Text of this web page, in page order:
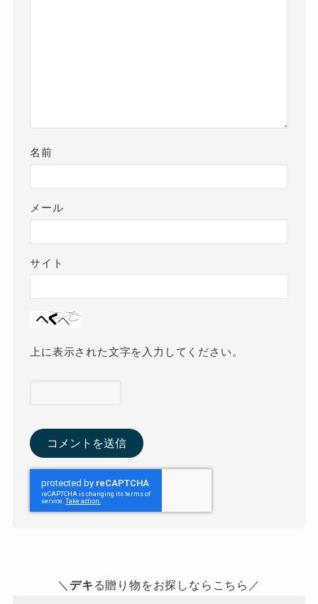
名前
メール
サイト
上に表示された文字を入力してください。
＼ デキ る贈り物をお探しならこちら／